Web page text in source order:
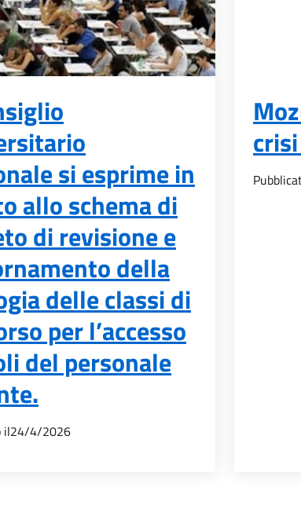
si esprime in
allo schema di
di revisione e
della
delle classi di
per l’accesso
del personale
il24/4/2026